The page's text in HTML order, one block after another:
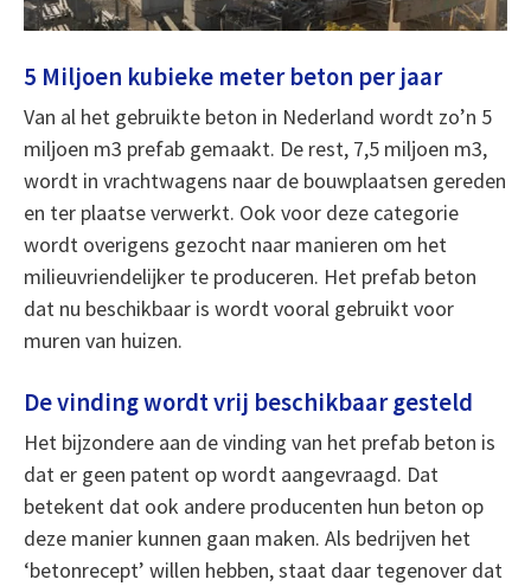
5 Miljoen kubieke meter beton per jaar
Van al het gebruikte beton in Nederland wordt zo’n 5
miljoen m3 prefab gemaakt. De rest, 7,5 miljoen m3,
wordt in vrachtwagens naar de bouwplaatsen gereden
en ter plaatse verwerkt. Ook voor deze categorie
wordt overigens gezocht naar manieren om het
milieuvriendelijker te produceren. Het prefab beton
dat nu beschikbaar is wordt vooral gebruikt voor
muren van huizen.
De vinding wordt vrij beschikbaar gesteld
Het bijzondere aan de vinding van het prefab beton is
dat er geen patent op wordt aangevraagd. Dat
betekent dat ook andere producenten hun beton op
deze manier kunnen gaan maken. Als bedrijven het
‘betonrecept’ willen hebben, staat daar tegenover dat